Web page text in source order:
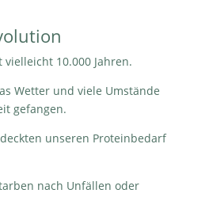
vielleicht 10.000 Jahren.
Wetter und viele Umstände
gefangen.
unseren Proteinbedarf
nach Unfällen oder